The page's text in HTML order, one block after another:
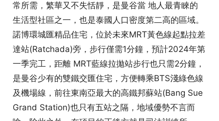
常所需，繁華又不失恬靜，是曼谷當 地人最青睞的
生活型社區之一，也是泰國人口密度第二高的區域。
諾博環城匯精品住宅，位於未來MRT黃色線起點拉差
達站(Ratchada)旁，步行僅需1分鐘，預計2024年第
一季完工，距離 MRT藍線拉拋站步行也只需2分鐘，
是曼谷少有的雙鐵交匯住宅，方便轉乘BTS淺綠色線
及機場線，前往東南亞最大的高鐵邦蘇站(Bang Sue
Grand Station)也只有五站之隔，地域優勢不言而